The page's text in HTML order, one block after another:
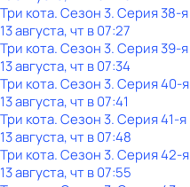
Три кота. Сезон 3. Серия 38-я
13 августа, чт в 07:27
Три кота. Сезон 3. Серия 39-я
13 августа, чт в 07:34
Три кота. Сезон 3. Серия 40-я
13 августа, чт в 07:41
Три кота. Сезон 3. Серия 41-я
13 августа, чт в 07:48
Три кота. Сезон 3. Серия 42-я
13 августа, чт в 07:55